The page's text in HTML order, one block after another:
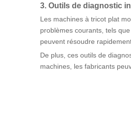
3. Outils de diagnostic
Les machines à tricot plat
problèmes courants, tels
peuvent résoudre
De plus, ces outils de
machines, les fabricants